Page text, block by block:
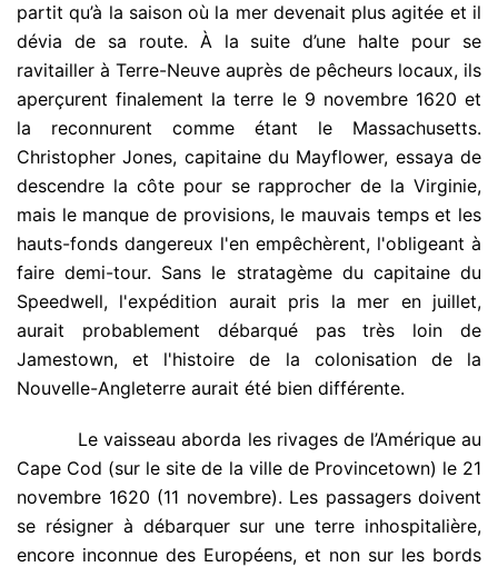
partit qu’à la saison où la mer devenait plus agitée et il
dévia de sa route. À la suite d’une halte pour se
ravitailler à Terre-Neuve auprès de pêcheurs locaux, ils
aperçurent finalement la terre le 9 novembre 1620 et
la reconnurent comme étant le Massachusetts.
Christopher Jones, capitaine du Mayflower, essaya de
descendre la côte pour se rapprocher de la Virginie,
mais le manque de provisions, le mauvais temps et les
hauts-fonds dangereux l'en empêchèrent, l'obligeant à
faire demi-tour. Sans le stratagème du capitaine du
Speedwell, l'expédition aurait pris la mer en juillet,
aurait probablement débarqué pas très loin de
Jamestown, et l'histoire de la colonisation de la
Nouvelle-Angleterre aurait été bien différente.
Le vaisseau aborda les rivages de l’Amérique au
Cape Cod (sur le site de la ville de Provincetown) le 21
novembre 1620 (11 novembre). Les passagers doivent
se résigner à débarquer sur une terre inhospitalière,
encore inconnue des Européens, et non sur les bords